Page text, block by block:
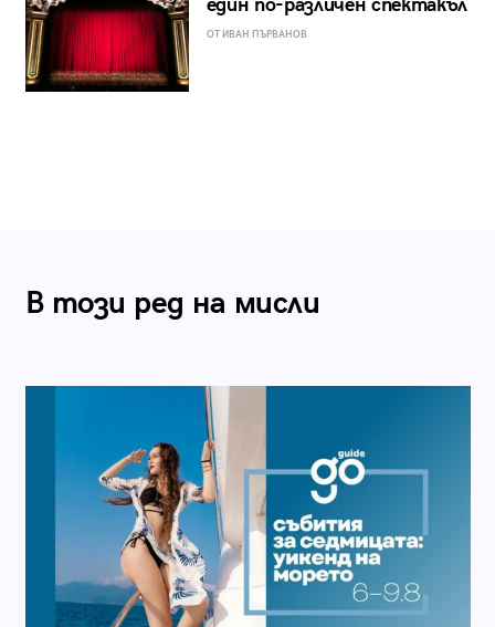
един по-различен спектакъл
ОТ ИВАН ПЪРВАНОВ
В този ред на мисли